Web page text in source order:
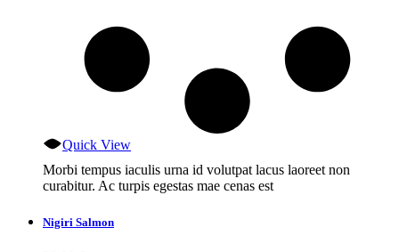
Quick View
Morbi tempus iaculis urna id volutpat lacus laoreet non
curabitur. Ac turpis egestas mae cenas est
Nigiri Salmon